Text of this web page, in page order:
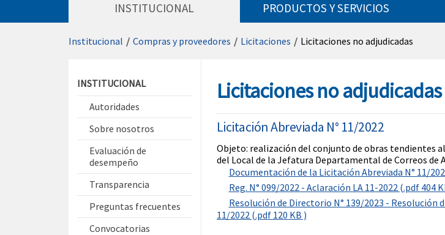
INSTITUCIONAL PRODUCTOS Y SERVICIOS
Institucional / Compras y proveedores / Licitaciones / Licitaciones no adjudicadas
INSTITUCIONAL
Autoridades
Sobre nosotros
Evaluación de
desempeño
Transparencia
Preguntas frecuentes
Convocatorias
Licitaciones no adjudicadas
Licitación Abreviada N° 11/2022
Objeto: realización del conjunto de obras tendientes
del Local de la Jefatura Departamental de Correos de
Documentación de la Licitación Abreviada N° 11/
Reg. N° 099/2022 - Aclaración LA 11-2022 (.pdf 404
Resolución de Directorio N° 139/2023 - Resolución
11/2022 (.pdf 120 KB )